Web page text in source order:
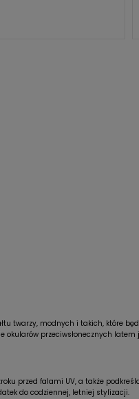
twarzy, modnych i takich, które
przeciwsłonecznych
przed falami UV, a także
do codziennej, letniej stylizacji.